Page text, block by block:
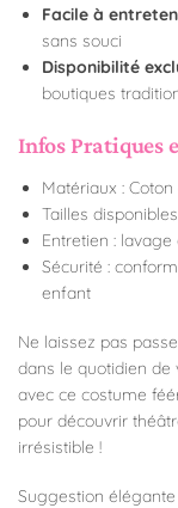
Facile à
sans souci
Disponibilité
boutiques
Infos Pratiques
Matériaux :
Tailles
Entretien :
Sécurité :
enfant
Ne laissez pas
dans le quotidien de
avec ce costume
pour découvrir
irrésistible !
Suggestion élégante